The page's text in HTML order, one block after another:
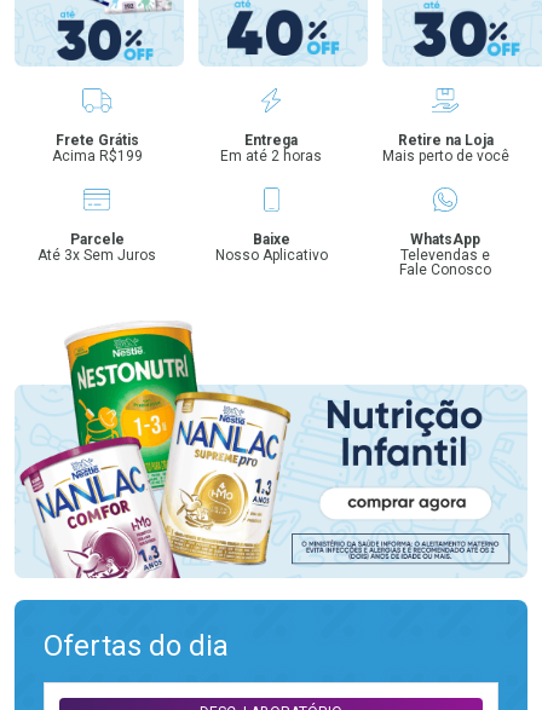
Benefícios
Frete Grátis
Acima R$199
Entrega
Em até 2 horas
Retire na Loja
Mais perto de você
Parcele
Até 3x Sem Juros
Baixe
Nosso Aplicativo
WhatsApp
Televendas e
Fale Conosco
Ofertas do dia